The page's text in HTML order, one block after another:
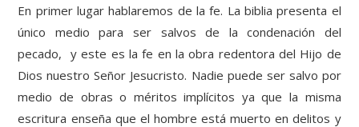
En primer lugar hablaremos de la fe. La biblia presenta el
único medio para ser salvos de la condenación del
pecado, y este es la fe en la obra redentora del Hijo de
Dios nuestro Señor Jesucristo. Nadie puede ser salvo por
medio de obras o méritos implícitos ya que la misma
escritura enseña que el hombre está muerto en delitos y